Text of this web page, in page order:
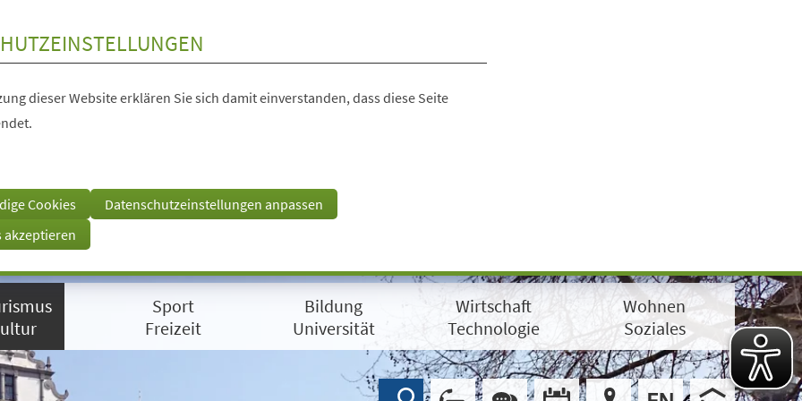
dieser Website erklären Sie sich damit einverstanden, dass diese Seite
Cookies
Datenschutzeinstellungen anpassen
akzeptieren
Sport
Freizeit
Bildung
Universität
Wirtschaft
Technologie
Wohnen
Soziales